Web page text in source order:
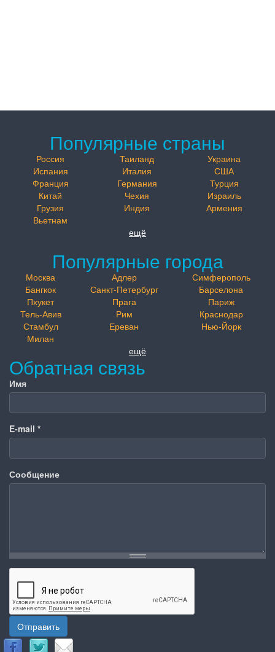
Популярные страны
Россия Таиланд
Украина
Испания
Италия
США
Франция
Германия
Турция
Китай
Чехия
Израиль
Грузия
Индия
Армения
Вьетнам
ещё
Популярные города
Москва Адлер
Симферополь
Бангкок
Санкт-Петербург
Барселона
Пхукет
Прага
Париж
Тель-Авив
Рим
Краснодар
Стамбул
Ереван
Нью-Йорк
Милан
ещё
Обратная связь
Имя
E-mail *
Сообщение
Отправить